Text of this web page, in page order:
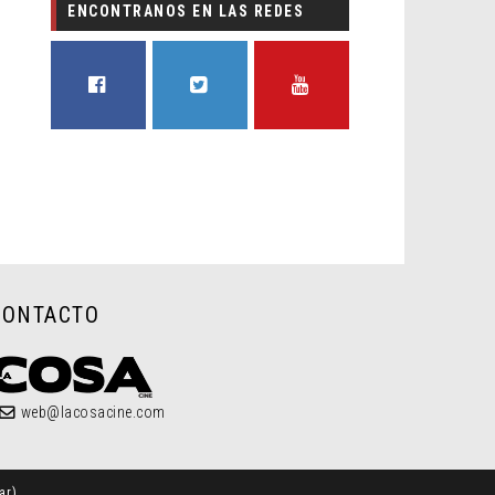
ENCONTRANOS EN LAS REDES
web@lacosacine.com